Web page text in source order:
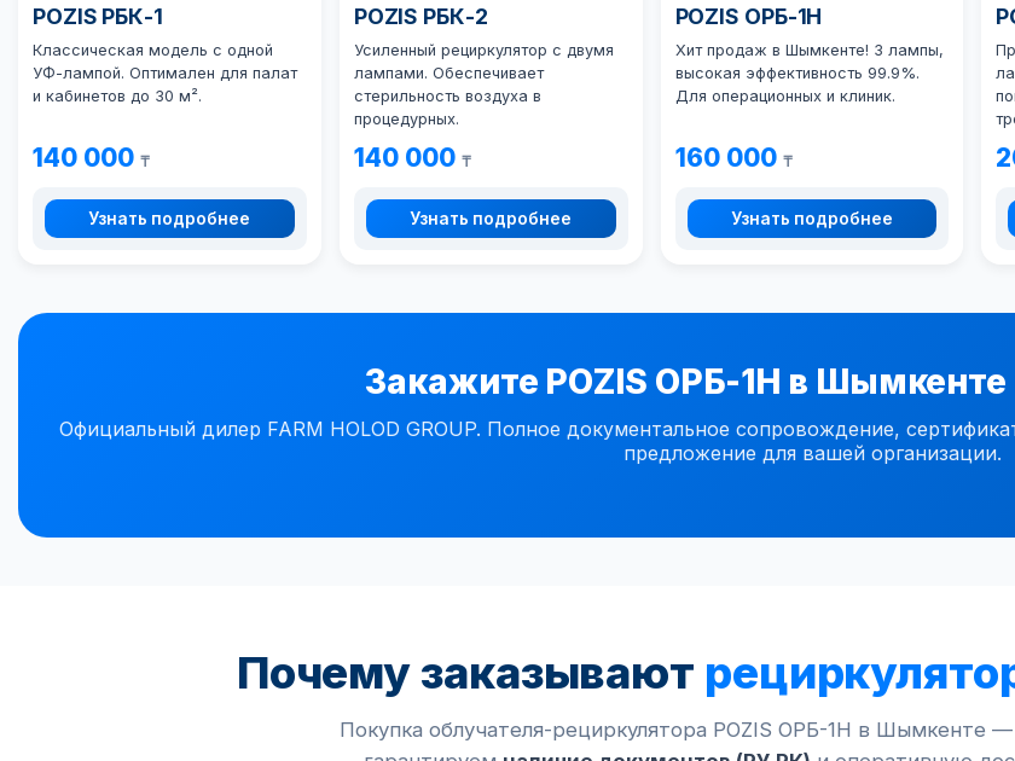
POZIS РБК-1
Классическая модель с одной
УФ-лампой. Оптимален для палат
и кабинетов до 30 м².
140 000 ₸
Узнать подробнее
POZIS РБК-2
Усиленный рециркулятор с двумя
лампами. Обеспечивает
стерильность воздуха в
процедурных.
140 000 ₸
Узнать подробнее
POZIS ОРБ-1Н
Хит продаж в Шымкенте! 3 лампы,
высокая эффективность 99.9%.
Для операционных и клиник.
160 000 ₸
Узнать подробнее
Закажите POZIS ОРБ-1Н в
Официальный дилер FARM HOLOD GROUP. Полное документальное сопровождение,
предложение для вашей организации.
Почему заказывают
Покупка облучателя-рециркулятора POZIS ОРБ-1Н в Шымкенте